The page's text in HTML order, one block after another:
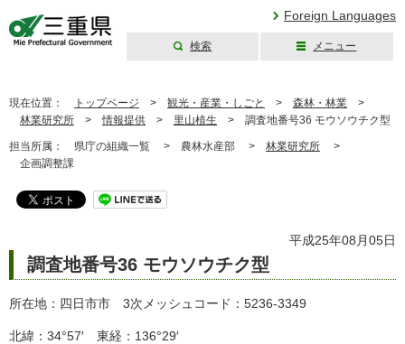
Foreign Languages
検索 メニュー
現在位置： トップページ > 観光・産業・しごと > 森林・林業 >
林業研究所 > 情報提供 > 里山植生 > 調査地番号36 モウソウチク型
担当所属： 県庁の組織一覧 > 農林水産部 > 林業研究所 >
企画調整課
平成25年08月05日
調査地番号36 モウソウチク型
所在地：四日市市 3次メッシュコード：5236-3349
北緯：34°57′ 東経：136°29′